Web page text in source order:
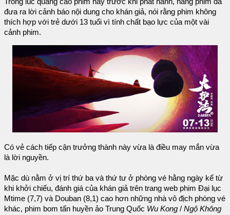
Trong lúc quảng cáo phim này trước khi phát hành, hãng phim đã
đưa ra lời cảnh báo nội dung cho khán giả, nói rằng phim không
thích hợp với trẻ dưới 13 tuổi vì tính chất bạo lực của một vài
cảnh phim.
Có vẻ cách tiếp cận trưởng thành này vừa là điều may mắn vừa
là lời nguyền.
Mặc dù nằm ở vị trí thứ ba và thứ tư ở phòng vé hằng ngày kể từ
khi khởi chiếu, đánh giá của khán giả trên trang web phim Đại lục
Mtime (7,7) và Douban (8,1) cao hơn những nhà vô địch phòng vé
khác, phim bom tấn huyền ảo Trung Quốc Wu Kong / Ngộ Không